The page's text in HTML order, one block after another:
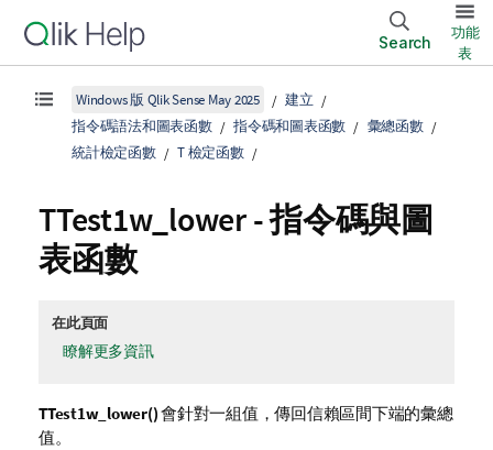
Search
功能
表
Windows 版 Qlik Sense May 2025
建立
指令碼語法和圖表函數
指令碼和圖表函數
彙總函數
統計檢定函數
T 檢定函數
TTest1w_lower- 指令碼與圖
表函數
在此頁面
瞭解更多資訊
TTest1w_lower()會針對一組值，傳回信賴區間下端的彙總
值。